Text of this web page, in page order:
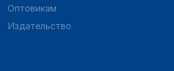
Оптовикам
Издательство